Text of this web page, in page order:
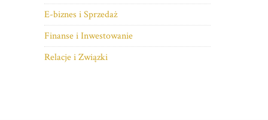
E-biznes i Sprzedaż
Finanse i Inwestowanie
Relacje i Związki